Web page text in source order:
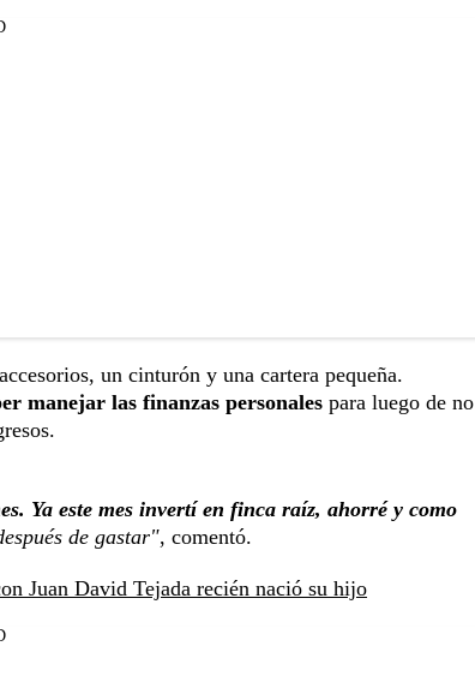
un cinturón y una cartera pequeña.
manejar las finanzas personales para luego de no
Ya este mes invertí en finca raíz, ahorré y como
de gastar", comentó.
Juan David Tejada recién nació su hijo